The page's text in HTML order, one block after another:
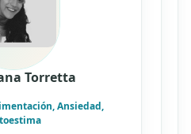
Torretta
Ansiedad,